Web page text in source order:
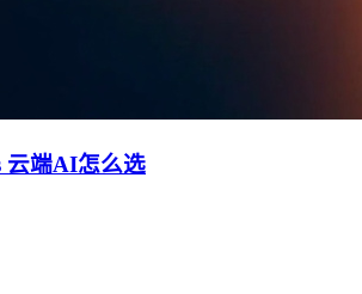
云端AI怎么选